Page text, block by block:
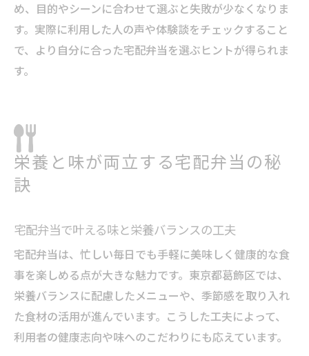
め、目的やシーンに合わせて選ぶと失敗が少なくなりま
す。実際に利用した人の声や体験談をチェックすること
で、より自分に合った宅配弁当を選ぶヒントが得られま
す。
栄養と味が両立する宅配弁当の秘
訣
宅配弁当で叶える味と栄養バランスの工夫
宅配弁当は、忙しい毎日でも手軽に美味しく健康的な食
事を楽しめる点が大きな魅力です。東京都葛飾区では、
栄養バランスに配慮したメニューや、季節感を取り入れ
た食材の活用が進んでいます。こうした工夫によって、
利用者の健康志向や味へのこだわりにも応えています。